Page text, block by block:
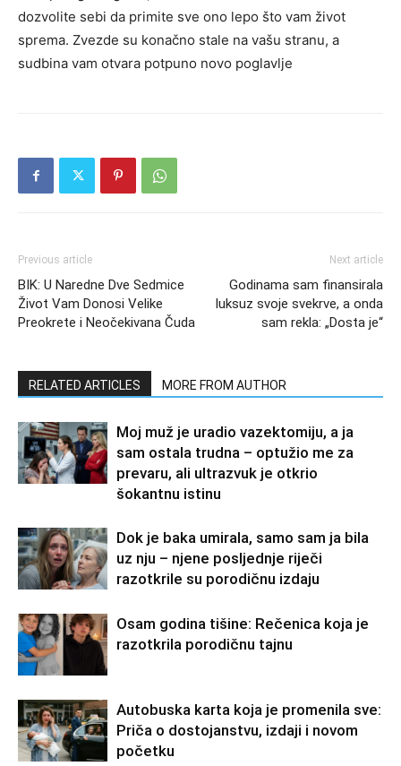
dozvolite sebi da primite sve ono lepo što vam život
sprema. Zvezde su konačno stale na vašu stranu, a
sudbina vam otvara potpuno novo poglavlje
Previous article
BIK: U Naredne Dve Sedmice
Život Vam Donosi Velike
Preokrete i Neočekivana Čuda
Next article
Godinama sam finansirala
luksuz svoje svekrve, a onda
sam rekla: „Dosta je“
RELATED ARTICLES MORE FROM AUTHOR
Moj muž je uradio vazektomiju, a ja
sam ostala trudna – optužio me za
prevaru, ali ultrazvuk je otkrio
šokantnu istinu
Dok je baka umirala, samo sam ja bila
uz nju – njene posljednje riječi
razotkrile su porodičnu izdaju
Osam godina tišine: Rečenica koja je
razotkrila porodičnu tajnu
Autobuska karta koja je promenila sve:
Priča o dostojanstvu, izdaji i novom
početku